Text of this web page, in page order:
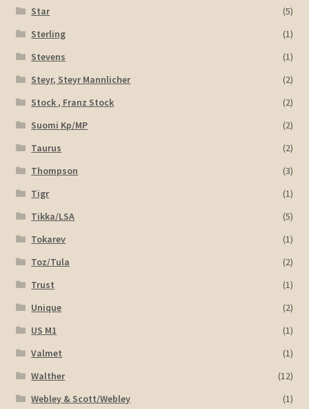
Star
(5)
Sterling
(1)
Stevens
(1)
Steyr, Steyr Mannlicher
(2)
Stock , Franz Stock
(2)
Suomi Kp/MP
(2)
Taurus
(2)
Thompson
(3)
Tigr
(1)
Tikka/LSA
(5)
Tokarev
(1)
Toz/Tula
(2)
Trust
(1)
Unique
(2)
US M1
(1)
Valmet
(1)
Walther
(12)
Webley & Scott/Webley
(1)